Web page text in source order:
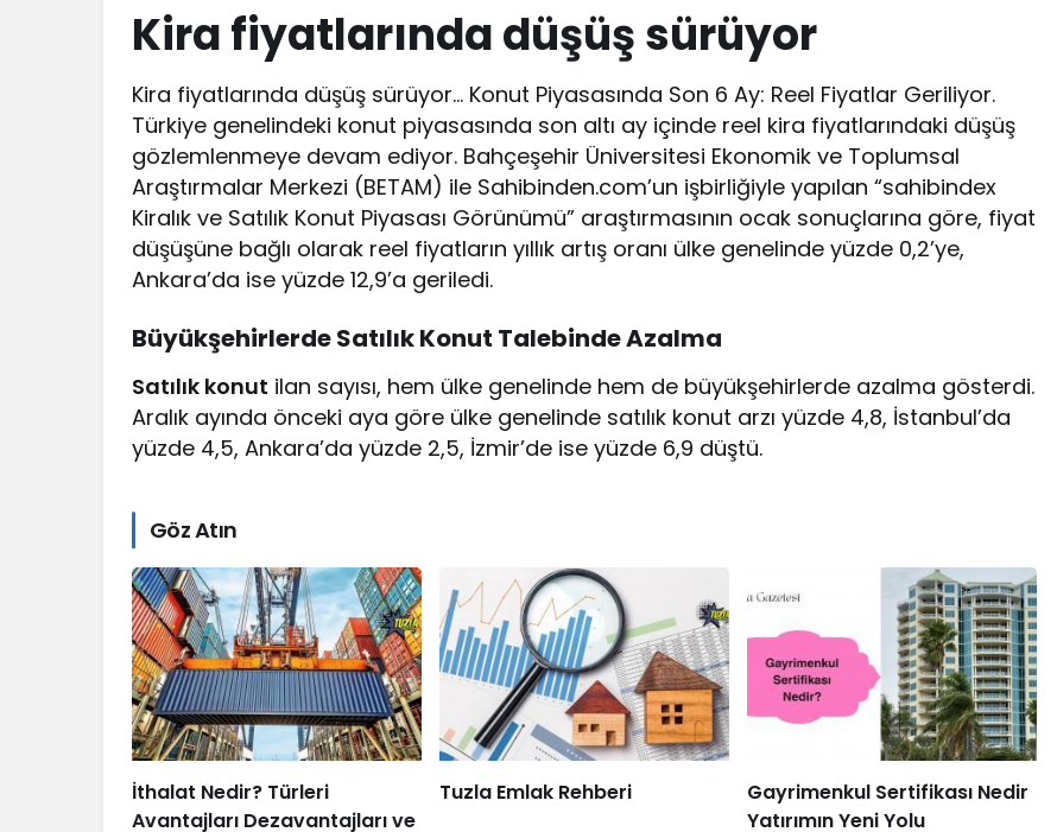
Kira fiyatlarında düşüş sürüyor
Kira fiyatlarında düşüş sürüyor… Konut Piyasasında Son 6 Ay: Reel Fiyatlar Geriliyor.
Türkiye genelindeki konut piyasasında son altı ay içinde reel kira fiyatlarındaki düşüş
gözlemlenmeye devam ediyor. Bahçeşehir Üniversitesi Ekonomik ve Toplumsal
Araştırmalar Merkezi (BETAM) ile Sahibinden.com’un işbirliğiyle yapılan “sahibindex
Kiralık ve Satılık Konut Piyasası Görünümü” araştırmasının ocak sonuçlarına göre, fiyat
düşüşüne bağlı olarak reel fiyatların yıllık artış oranı ülke genelinde yüzde 0,2’ye,
Ankara’da ise yüzde 12,9’a geriledi.
Büyükşehirlerde Satılık Konut Talebinde Azalma
Satılık konut ilan sayısı, hem ülke genelinde hem de büyükşehirlerde azalma gösterdi.
Aralık ayında önceki aya göre ülke genelinde satılık konut arzı yüzde 4,8, İstanbul’da
yüzde 4,5, Ankara’da yüzde 2,5, İzmir’de ise yüzde 6,9 düştü.
Göz Atın
İthalat Nedir? Türleri
Avantajları Dezavantajları ve
Tuzla Emlak Rehberi
Gayrimenkul Sertifikası Nedir
Yatırımın Yeni Yolu